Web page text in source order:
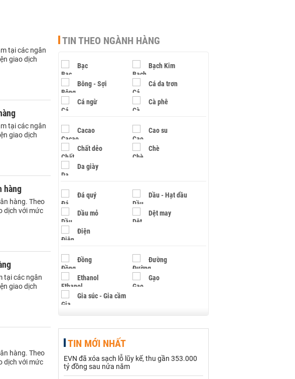
tại các ngân
giao dịch
tại các ngân
giao dịch
hàng
hàng. Theo
dịch với mức
tại các ngân
giao dịch
hàng. Theo
dịch với mức
TIN THEO NGÀNH HÀNG
Bạc Bạch Kim
Bông - Sợi Cá da trơn
Cá ngừ Cà phê
Cacao Cao su
Chất dẻo Chè
Da giày
Đá quý Dầu - Hạt dầu
Dầu mỏ Dệt may
Điện
Đồng Đường
Ethanol Gạo
Gia súc - Gia cầm
Hạt điều
Khí đốt
TIN MỚI NHẤT
EVN đã xóa sạch lỗ lũy kế, thu gần 353.000
tỷ đồng sau nửa năm